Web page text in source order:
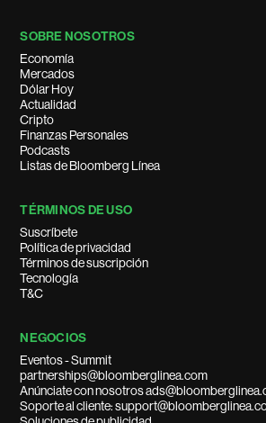
SOBRE NOSOTROS
Economía
Mercados
Dólar Hoy
Actualidad
Cripto
Finanzas Personales
Podcasts
Listas de Bloomberg Línea
TÉRMINOS DE USO
Suscríbete
Política de privacidad
Términos de suscripción
Tecnología
T&C
NEGOCIOS
Eventos - Summit
partnerships@bloomberglinea.com
Anúnciate con nosotros
Soporte al cliente: